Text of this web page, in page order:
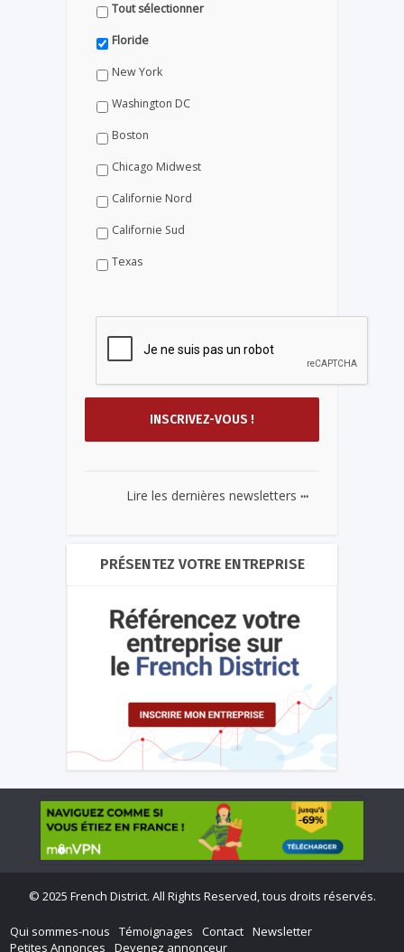
Tout sélectionner
Floride
New York
Washington DC
Boston
Chicago Midwest
Californie Nord
Californie Sud
Texas
Lire les dernières newsletters ...
PRÉSENTEZ VOTRE ENTREPRISE
© 2025 French District. All Rights Reserved, tous droits réservés.
Qui sommes-nous Témoignages Contact Newsletter
Petites Annonces
Devenez annonceur